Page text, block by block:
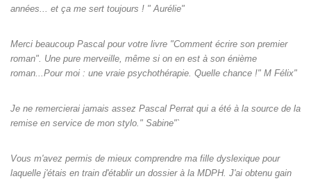
années... et ça me sert toujours ! " Aurélie"
Merci beaucoup Pascal pour votre livre "Comment écrire son premier
roman". Une pure merveille, même si on en est à son énième
roman...Pour moi : une vraie psychothérapie. Quelle chance !" M Félix"
Je ne remercierai jamais assez Pascal Perrat qui a été à la source de la
remise en service de mon stylo." Sabine"`
Vous m'avez permis de mieux comprendre ma fille dyslexique pour
laquelle j'étais en train d'établir un dossier à la MDPH. J'ai obtenu gain